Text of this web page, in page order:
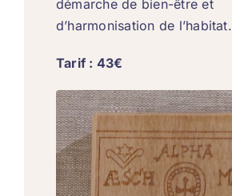
démarche de bien-être et
d’harmonisation de l’habitat.
Tarif : 43€